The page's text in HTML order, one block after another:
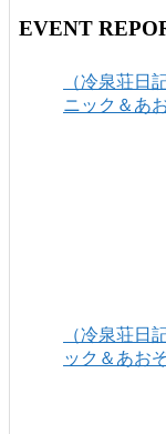
EVENT
（冷泉荘日
ニック＆あ
（冷泉荘日
ック＆あお